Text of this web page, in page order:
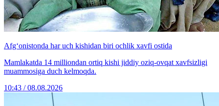
Afg‘onistonda har uch kishidan biri ochlik xavfi ostida
Mamlakatda 14 milliondan ortiq kishi jiddiy oziq-ovqat xavfsizligi
muammosiga duch kelmoqda.
10:43 / 08.08.2026